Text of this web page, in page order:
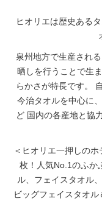
ヒオリエは歴史ある
泉州地方で生産され
晒しを行うことで生
らかさが特長です。
今治タオルを中心に
ど 国内の各産地と協
＜ヒオリエ一押しの
枚！人気No.1のふか
ル、フェイスタオル
ビッグフェイスタオル